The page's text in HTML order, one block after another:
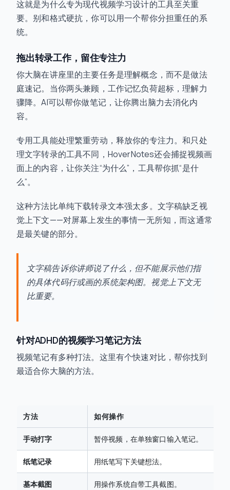
这就是为什么专为现代视频学习设计的工具至关重
要。别和格式硬抗，你可以用一个帮你分担重任的系
统。
拖出转录工作，留住专注力
你大脑在讲座里的主要任务是理解概念，而不是做法
庭速记。当你两头兼顾，工作记忆负荷超标，理解力
骤降。AI可以帮你做笔记，让你腾出脑力去消化内
容。
专用工具能处理繁重劳动，释放你的专注力。和只处
理文字转录的工具不同，HoverNotes还会捕捉视频画
面上的内容，让你关注“为什么”，工具帮你抓“是什
么”。
这种方法比单纯下载转录文本强太多。文字稿缺乏视
觉上下文——对屏幕上发生的事情一无所知，而这通常
是最关键的部分。
文字稿告诉你讲师说了什么 ，但不能展示他们指
的具体代码行或画的系统架构图。视觉上下文无
比重要。
针对ADHD的视频学习笔记方法
视频笔记有多种打法。这里有个快速对比，帮你找到
最适合你大脑的方法。
方法 如何操作
手动打字 暂停视频，在单独窗口输入笔记。
纸笔记录 用纸笔写下关键想法。
基本截图 用操作系统自带工具截图。